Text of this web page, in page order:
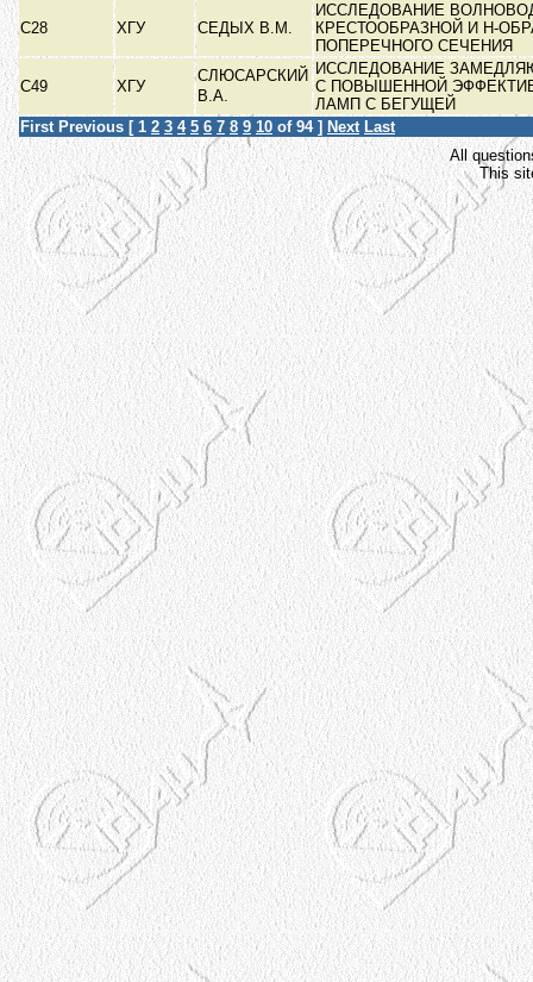
С28 ХГУ СЕДЫХ В.М.
ИССЛЕДОВАНИЕ
КРЕСТООБРАЗНОЙ И Н-
ПОПЕРЕЧНОГО СЕЧЕНИЯ
С49 ХГУ
СЛЮСАРСКИЙ
В.А.
ИССЛЕДОВАНИЕ
С ПОВЫШЕННОЙ
ЛАМП С БЕГУЩЕЙ
First Previous [ 1 2 3 4 5 6 7 8 9 10 of 94 ] Next Last
All
This